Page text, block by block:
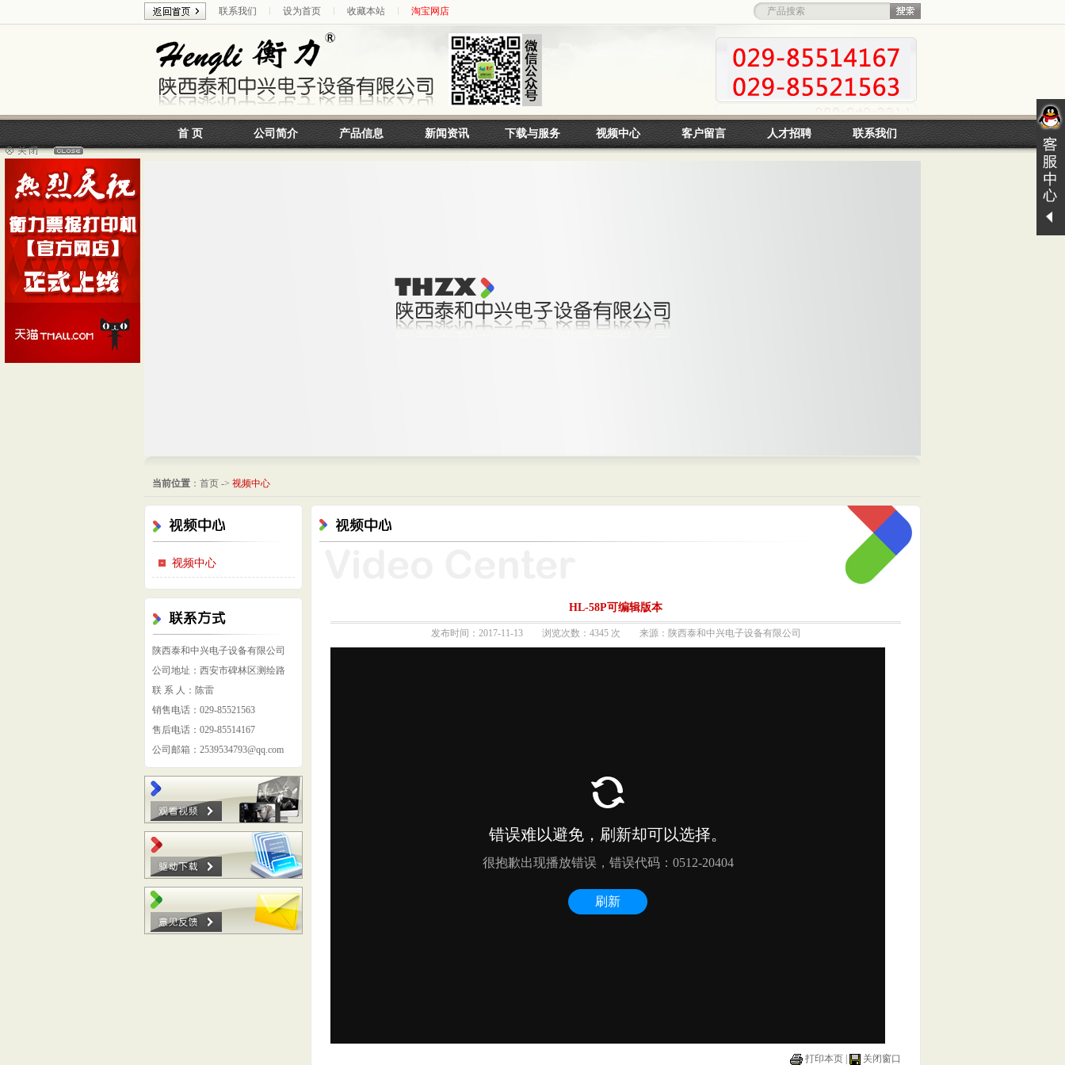
联系我们 设为首页 收藏本站 淘宝网店
首 页 公司简介 产品信息 新闻资讯 下载与服务 视频中心 客户留言 人才招聘 联系我们
当前位置 ： 首页 -> 视频中心
视频中心
陕西泰和中兴电子设备有限公司
公司地址：西安市碑林区测绘路
联 系 人：陈雷
销售电话：029-85521563
售后电话：029-85514167
公司邮箱：2539534793@qq.com
HL-58P可编辑版本
发布时间：2017-11-13 浏览次数：4345 次 来源：陕西泰和中兴电子设备有限公司
打印本页 关闭窗口